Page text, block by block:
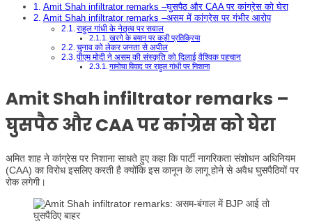
Amit Shah infiltrator remarks –घुसपैठ और CAA पर कांग्रेस को घेरा
Amit Shah infiltrator remarks –असम में कांग्रेस पर गंभीर आरोप
राहुल गांधी के नेतृत्व पर सवाल
खरगे के बयान पर कड़ी प्रतिक्रिया
चुनाव को लेकर जनता से अपील
पीएम मोदी ने असम की संस्कृति को दिलाई वैश्विक पहचान
गामोचा विवाद पर राहुल गांधी पर निशाना
Amit Shah infiltrator remarks –
घुसपैठ और CAA पर कांग्रेस को घेरा
अमित शाह ने कांग्रेस पर निशाना साधते हुए कहा कि पार्टी नागरिकता संशोधन अधिनियम
(CAA) का विरोध इसलिए करती है क्योंकि इस कानून के लागू होने से अवैध घुसपैठियों पर
रोक लगेगी।